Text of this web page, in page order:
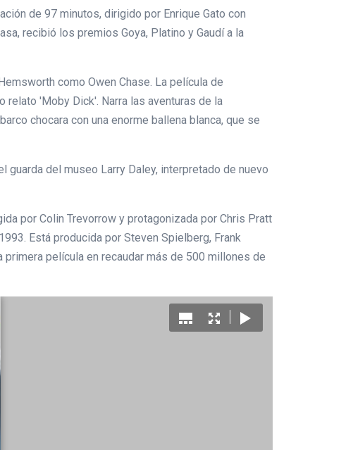
de 97 minutos, dirigido por Enrique Gato con
recibió los premios Goya, Platino y Gaudí a la
como Owen Chase. La película de
'Moby Dick'. Narra las aventuras de la
chocara con una enorme ballena blanca, que se
guarda del museo Larry Daley, interpretado de nuevo
por Colin Trevorrow y protagonizada por Chris Pratt
Está producida por Steven Spielberg, Frank
película en recaudar más de 500 millones de